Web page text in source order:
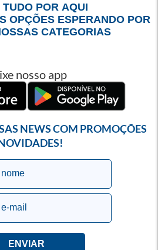
TUDO POR AQUI
OPÇÕES ESPERANDO POR
CATEGORIAS
nosso app
NEWS COM PROMOÇÕES